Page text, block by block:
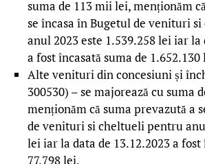
suma de 113 mii lei, menționăm
se încasa în Bugetul de venituri
anul 2023 este 1.539.258 lei iar la
a fost încasată suma de 1.652.130
Alte venituri din concesiuni și
300530) – se majorează cu suma
menționăm că suma prevazută a
de venituri si cheltueli pentru
lei iar la data de 13.12.2023 a fost
77.798 lei.